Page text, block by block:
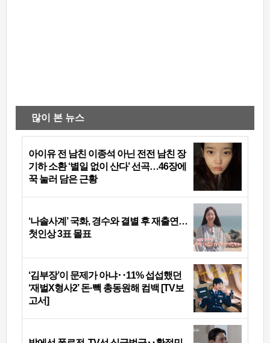
많이 본 뉴스
아이유 전 남친 이종석 아닌 전전 남친 장
기하 소환 ‘별일 없이 산다’ 선곡…46장에
꾹 눌러 담은 근황
‘나솔사계’ 국화, 경수와 결별 후 재출연…
첫인상 3표 몰표
‘김부장’이 문제가 아냐‥11% 섭섭했던
‘재벌X형사2’ 돈·빽 총동원해 컴백 [TV보
고서]